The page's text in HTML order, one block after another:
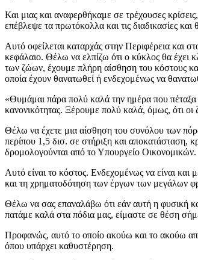
Και μιας και αναφερθήκαμε σε τρέχουσες
επέβλεψε τα πρωτόκολλα και τις διαδικασίες
Αυτό οφείλεται καταρχάς στην Περιφέρεια και
κεφάλαιο. Θέλω να ελπίζω ότι ο κύκλος θα έχει
των ζώων, έχουμε πλήρη αίσθηση του κόστους
οποία έχουν θανατωθεί ή ενδεχομένως να
«Θυμάμαι πάρα πολύ καλά την ημέρα που πέταξα
κανονικότητας. Ξέρουμε πολύ καλά, όμως, ότι οι
Θέλω να έχετε μια αίσθηση του συνόλου των
περίπου 1,5 δισ. σε στήριξη και αποκατάσταση,
δρομολογούνται από το Υπουργείο Οικονομικών.
Αυτό είναι το κόστος. Ενδεχομένως να είναι
και τη χρηματοδότηση των έργων των μεγάλων
Θέλω να σας επαναλάβω ότι εάν αυτή η φυσική
πατάμε καλά στα πόδια μας, είμαστε σε θέση
Προφανώς, αυτό το οποίο ακούω και το ακούω από
όπου υπάρχει καθυστέρηση.